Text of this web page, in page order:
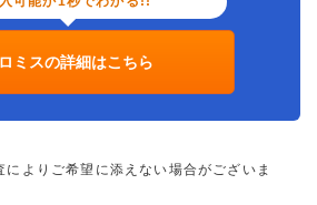
ミスの詳細はこちら
よりご希望に添えない場合がございま